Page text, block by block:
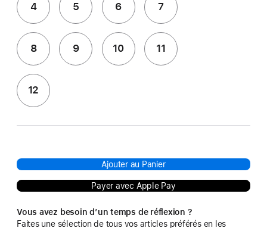
4 5 6 7
8 9 10 11
12
Ajouter au Panier
Payer avec Apple Pay
Vous avez besoin d’un temps de réflexion ?
Faites une sélection de tous vos articles préférés en les